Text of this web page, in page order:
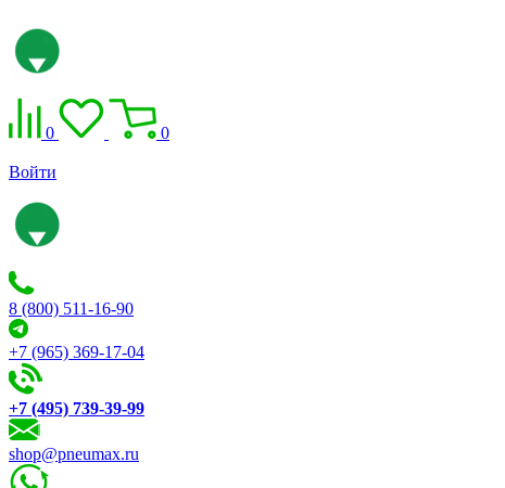
0 0
Войти
8 (800) 511-16-90
+7 (965) 369-17-04
+7 (495) 739-39-99
shop@pneumax.ru